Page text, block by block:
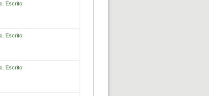
Escrito
Escrito
Escrito